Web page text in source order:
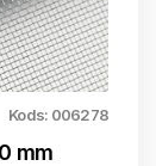
Kods: 006278
mm